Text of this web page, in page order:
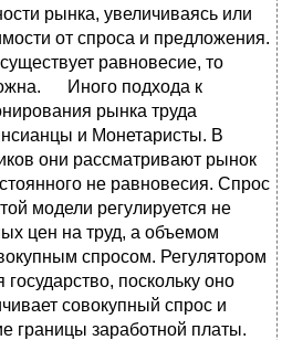
рынка, увеличиваясь или
от спроса и предложения.
равновесие, то
Иного подхода к
рынка труда
и Монетаристы. В
они рассматривают рынок
не равновесия. Спрос
модели регулируется не
цен на труд, а объемом
спросом. Регулятором
государство, поскольку оно
совокупный спрос и
границы заработной платы.